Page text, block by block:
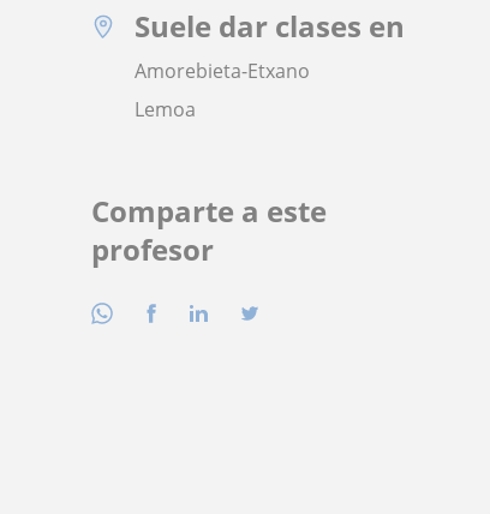
Suele dar clases en
Amorebieta-Etxano
Lemoa
Comparte a este
profesor